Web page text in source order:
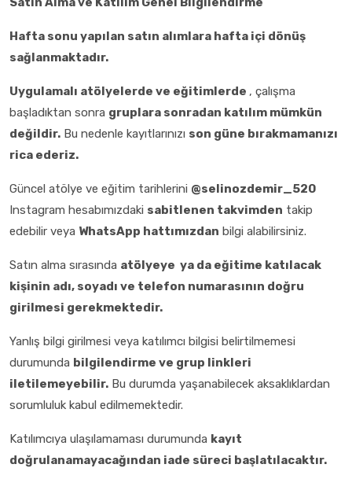
Hafta sonu yapılan satın alımlara hafta içi dönüş
sağlanmaktadır.
Uygulamalı atölyelerde ve eğitimlerde , çalışma
başladıktan sonra gruplara sonradan katılım mümkün
değildir. Bu nedenle kayıtlarınızı son güne bırakmamanızı
rica ederiz.
Güncel atölye ve eğitim tarihlerini @selinozdemir_520
Instagram hesabımızdaki sabitlenen takvimden takip
edebilir veya WhatsApp hattımızdan bilgi alabilirsiniz.
Satın alma sırasında atölyeye ya da eğitime katılacak
kişinin adı, soyadı ve telefon numarasının doğru
girilmesi gerekmektedir.
Yanlış bilgi girilmesi veya katılımcı bilgisi belirtilmemesi
durumunda bilgilendirme ve grup linkleri
iletilemeyebilir. Bu durumda yaşanabilecek aksaklıklardan
sorumluluk kabul edilmemektedir.
Katılımcıya ulaşılamaması durumunda kayıt
doğrulanamayacağından iade süreci başlatılacaktır.